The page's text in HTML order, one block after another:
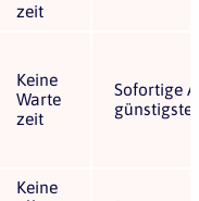
zeit
Keine
Warte
zeit
Sofortige
Keine